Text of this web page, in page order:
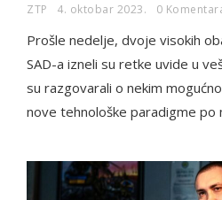
ZTP 4. oktobar 2023. 0
Prošle nedelje, dvoje visokih
SAD-a izneli su retke uvide u
su razgovarali o nekim
nove tehnološke paradigme po